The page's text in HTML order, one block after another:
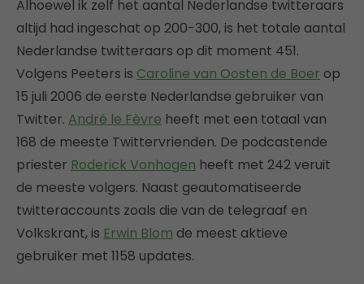
Alhoewel ik zelf het aantal Nederlandse twitteraars
altijd had ingeschat op 200-300, is het totale aantal
Nederlandse twitteraars op dit moment 451.
Volgens Peeters is Caroline van Oosten de Boer op
15 juli 2006 de eerste Nederlandse gebruiker van
Twitter. André le Fèvre heeft met een totaal van
168 de meeste Twittervrienden. De podcastende
priester Roderick Vonhogen heeft met 242 veruit
de meeste volgers. Naast geautomatiseerde
twitteraccounts zoals die van de telegraaf en
Volkskrant, is Erwin Blom de meest aktieve
gebruiker met 1158 updates.